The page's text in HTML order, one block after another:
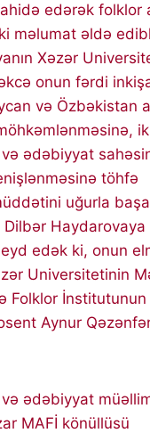
edərək folklor
məlumat əldə
Xəzər
onun fərdi
və Özbəkistan
ədəbiyyat
töhfə
uğurla başa
edək ki, onun
Universitetinin
Folklor İnstitutunun
Aynur
ədəbiyyat
MAFİ könüllüsü